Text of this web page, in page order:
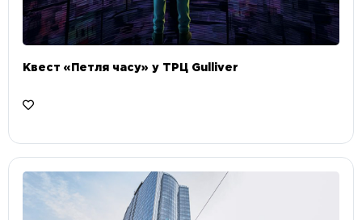
Квест «Петля часу» у ТРЦ Gulliver